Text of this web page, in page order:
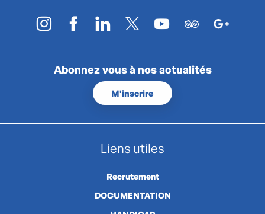
Abonnez vous à nos actualités
M'inscrire
Liens utiles
Recrutement
DOCUMENTATION